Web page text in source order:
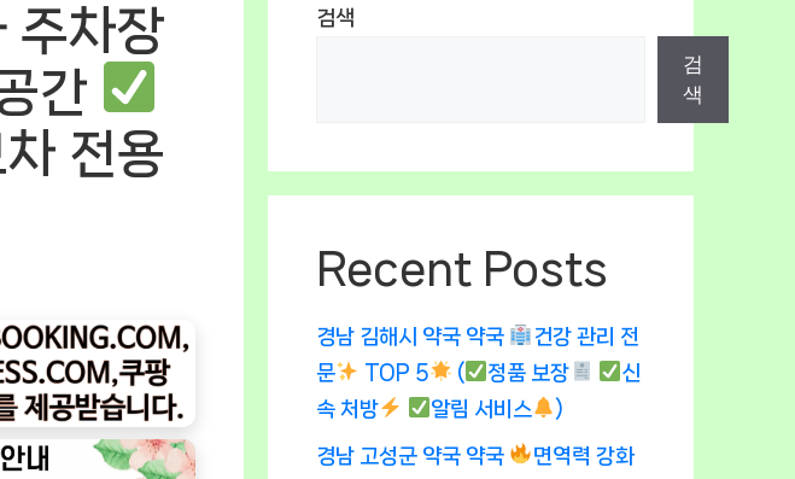
주차장
간
전용
검색
검
색
Recent Posts
경남 김해시 약국 약국
건강 관리 전
문
TOP 5 ( 정품 보장
신
속 처방
알림 서비스 )
경남 고성군 약국 약국
면역력 강화